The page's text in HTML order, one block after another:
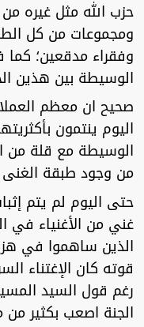
حزب الله مثل غيره من
ومجموعات من كل
وفقراء مدقعين؛ كما
الوسيطة بين هذين
صحيح ان معظم
اليوم ينتمون
الوسيطة مع قلة من
من وجود طبقة
حتى اليوم لم يتم
غني من الأغنياء في
الذين ساهموا في
قوته كان الإغتناء
رغم قول السيد
الجنة اصعب بكثير